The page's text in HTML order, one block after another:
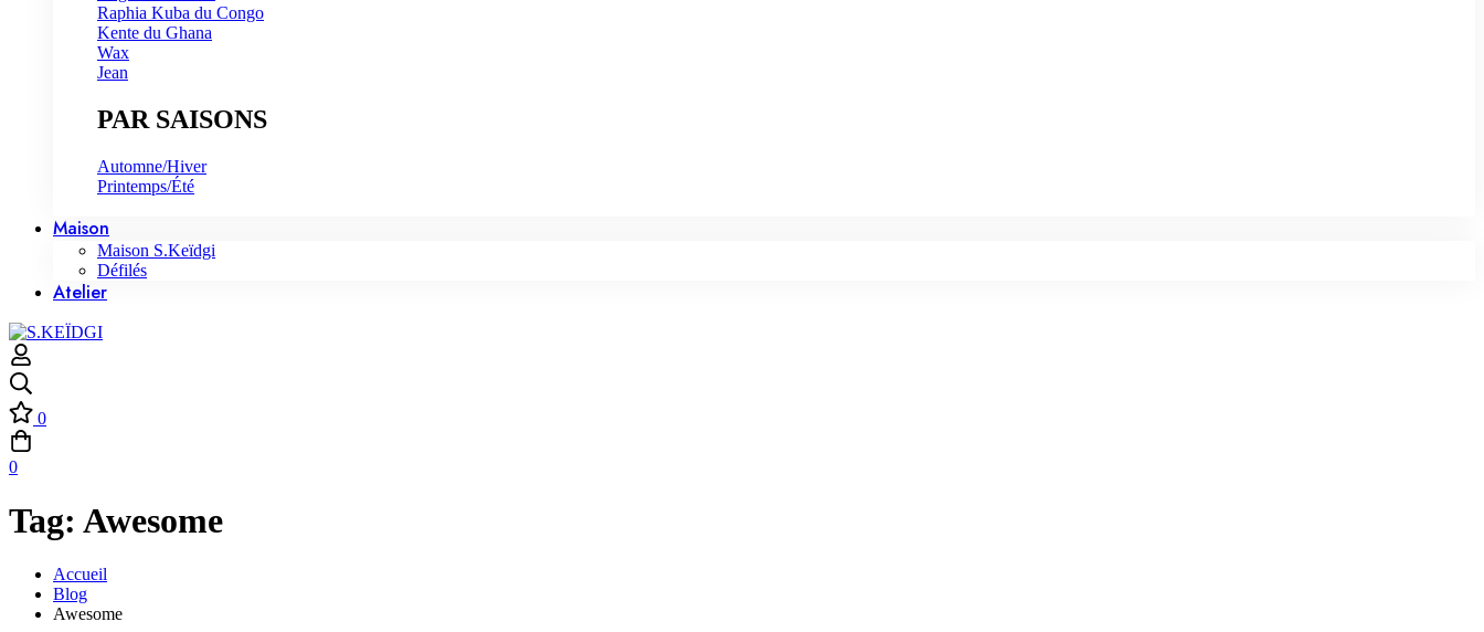
Raphia Kuba du Congo
Kente du Ghana
⁠Wax
⁠Jean
PAR SAISONS
Automne/Hiver
Printemps/Été
Maison
Maison S.Keïdgi
Défilés
Atelier
0
0
Tag: Awesome
Accueil
Blog
Awesome